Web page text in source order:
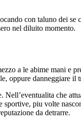
con taluno dei
nel diluito momento.
a le abime mani e
oppure danneggiare
che
piu volte
da detrarre.